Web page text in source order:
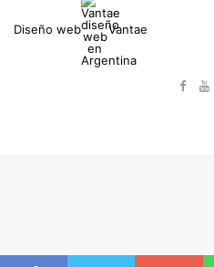
Diseño web Vantae